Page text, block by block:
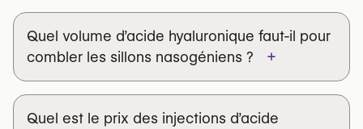
Quel volume d’acide hyaluronique faut-il pour
combler les sillons nasogéniens ?
+
Quel est le prix des injections d’acide